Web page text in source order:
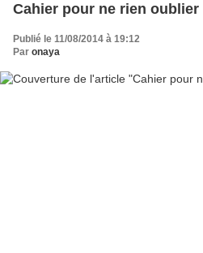
Cahier pour ne rien oublier
Publié le 11/08/2014 à 19:12
Par onaya